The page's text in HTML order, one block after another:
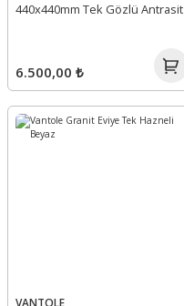
440x440mm Tek Gözlü Antrasit
6.500,00 ₺
VANTOLE